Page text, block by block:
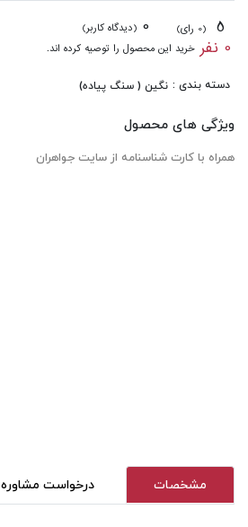
(0 رای) 0 (دیدگاه کاربر)
0 نفر خرید این محصول را توصیه کرده اند.
دسته بندی : نگین ( سنگ پیاده)
ویژگی های محصول
همراه با کارت شناسنامه از سایت جواهران
مشخصات درخواست مشاوره